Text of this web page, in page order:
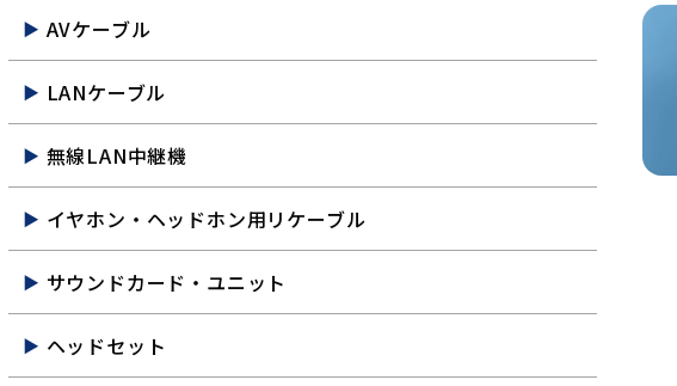
AVケーブル
LANケーブル
無線LAN中継機
イヤホン・ヘッドホン用リケーブル
サウンドカード・ユニット
ヘッドセット